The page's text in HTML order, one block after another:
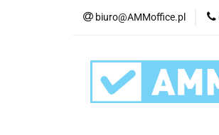
biuro@AMMoffice.pl